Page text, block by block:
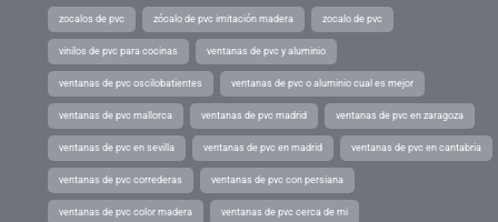
zocalos de pvc zócalo de pvc imitación madera zocalo de pvc
vinilos de pvc para cocinas ventanas de pvc y aluminio
ventanas de pvc oscilobatientes ventanas de pvc o aluminio cual es mejor
ventanas de pvc mallorca ventanas de pvc madrid ventanas de pvc en zaragoza
ventanas de pvc en sevilla ventanas de pvc en madrid ventanas de pvc en cantabria
ventanas de pvc correderas ventanas de pvc con persiana
ventanas de pvc color madera ventanas de pvc cerca de mi